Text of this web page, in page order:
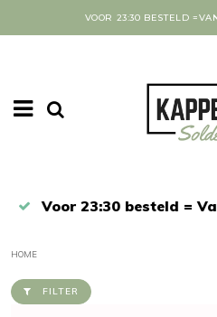
VOOR 23:30 BESTELD
Afrekenen in
HOME
FILTER